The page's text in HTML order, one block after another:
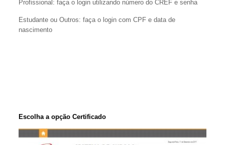
Profissional: faça o login utilizando número do CREF e senha
Estudante ou Outros: faça o login com CPF e data de
nascimento
Escolha a opção Certificado